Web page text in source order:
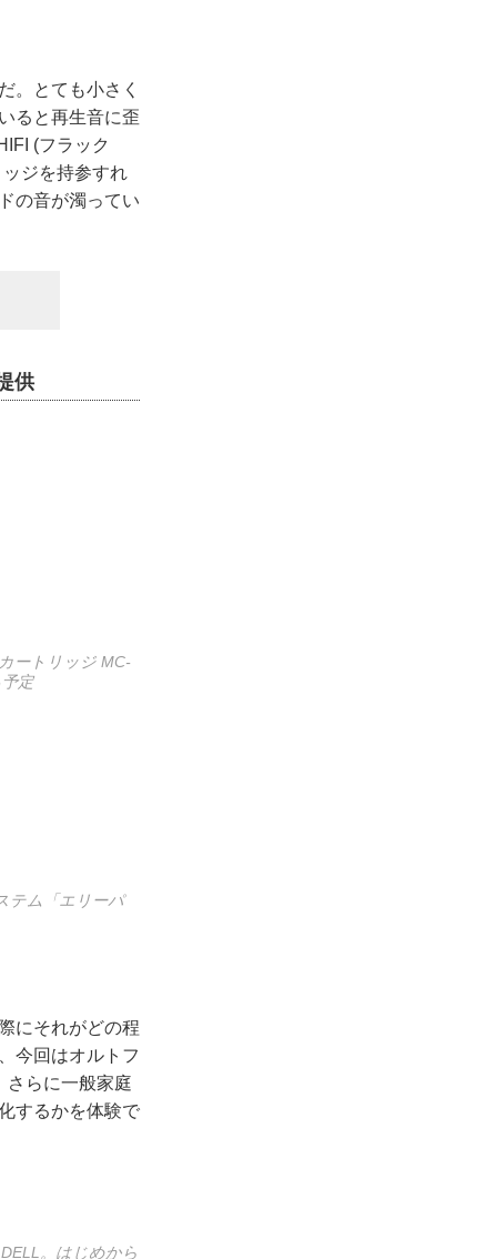
。とても小さく
ると再生音に歪
(フラック
ジを持参すれ
の音が濁ってい
供
ートリッジ MC-
定
テム「エリーパ
にそれがどの程
今回はオルトフ
さらに一般家庭
するかを体験で
。はじめから